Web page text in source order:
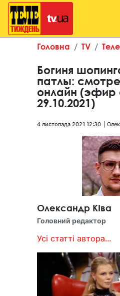
Головна TV
Богиня
патлы:
онлайн (эфир
29.10.2021)
4 листопада 2021 12:30
Олександр КІва
Головний редактор
Усі статті автора...